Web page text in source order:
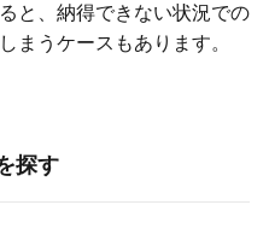
と、納得できない状況での
まうケースもあります。
探す